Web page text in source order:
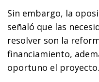
Sin embargo, la
señaló que las
resolver son la
financiamiento,
oportuno el proyecto.